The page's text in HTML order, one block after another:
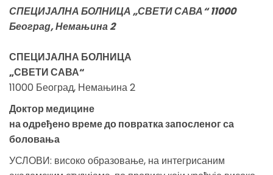
СПЕЦИЈАЛНА БОЛНИЦА „СВЕТИ САВА“ 11000
Београд, Немањина 2
СПЕЦИЈАЛНА БОЛНИЦА
„СВЕТИ САВА“
11000 Београд, Немањина 2
Доктор медицине
на одређено време до повратка запосленог са
боловања
УСЛОВИ: високо образовање, на интегрисаним